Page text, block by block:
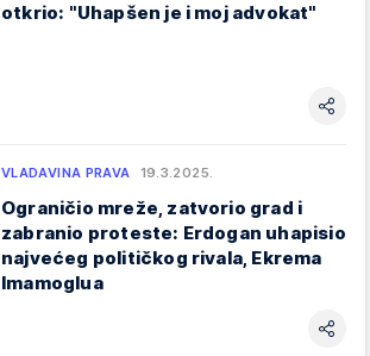
otkrio: "Uhapšen je i moj advokat"
VLADAVINA PRAVA 19.3.2025.
Ograničio mreže, zatvorio grad i
zabranio proteste: Erdogan uhapisio
najvećeg političkog rivala, Ekrema
Imamoglua